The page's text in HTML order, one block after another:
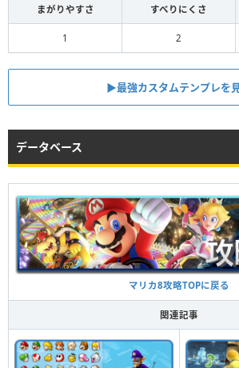
まがりやすさ すべりにくさ
1 2
▶︎最強カスタムテンプレを
データベース
マリカ8攻略TOPに戻る
関連記事